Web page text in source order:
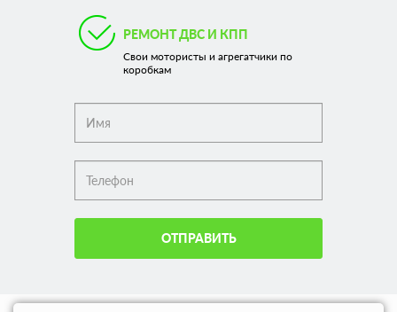
РЕМОНТ ДВС И КПП
Свои мотористы и агрегатчики по
коробкам
ОТПРАВИТЬ